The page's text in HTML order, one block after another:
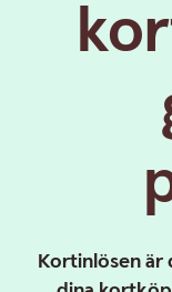
Kortinlösen är